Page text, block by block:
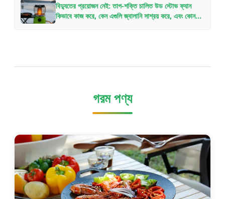
বিদ্যুতের প্রয়োজন নেই: তাপ-শক্তি চালিত উড স্টোভ ফ্যান
কিভাবে কাজ করে, কেন এগুলি জ্বালানি সাশ্রয় করে, এবং কোন
গরম পণ্য